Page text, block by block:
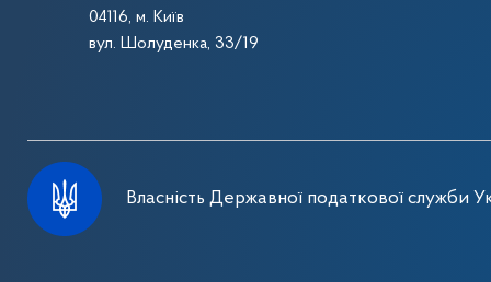
04116, м. Київ
вул. Шолуденка, 33/19
Власність Державної податкової служби